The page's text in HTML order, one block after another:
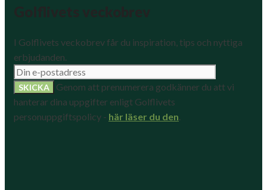
I Golflivets veckobrev får du inspiration, tips och nyttiga
erbjudanden.
Genom att prenumerera godkänner du att vi
hanterar dina uppgifter enligt Golflivets
personuppgiftspolicy - här läser du den.